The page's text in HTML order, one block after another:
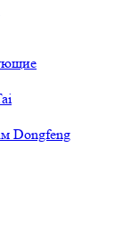
Dongfeng